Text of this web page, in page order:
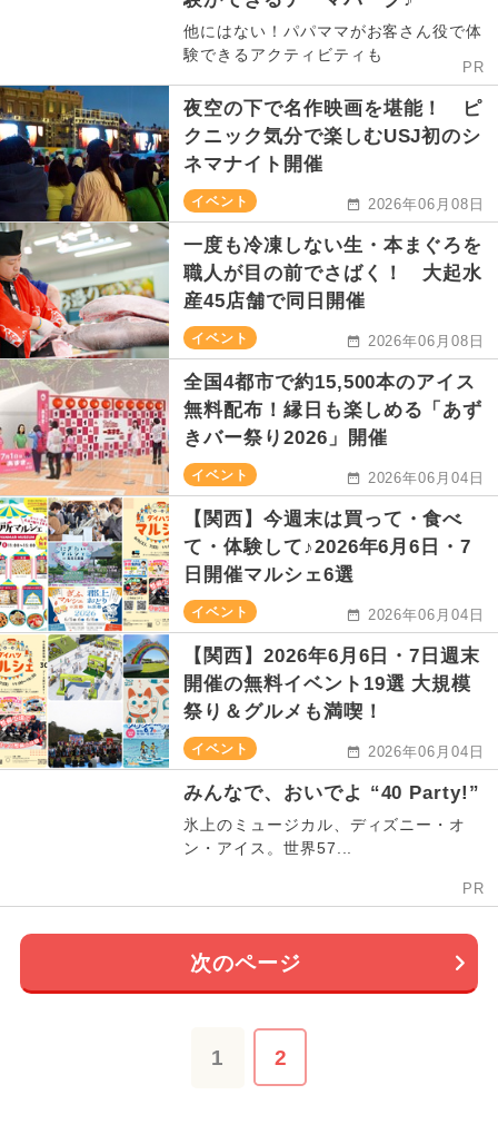
他にはない！パパママがお客さん役で体
験できるアクティビティも
PR
夜空の下で名作映画を堪能！ ピ
クニック気分で楽しむUSJ初のシ
ネマナイト開催
イベント 2026年06月08日
一度も冷凍しない生・本まぐろを
職人が目の前でさばく！ 大起水
産45店舗で同日開催
イベント 2026年06月08日
全国4都市で約15,500本のアイス
無料配布！縁日も楽しめる「あず
きバー祭り2026」開催
イベント 2026年06月04日
【関西】今週末は買って・食べ
て・体験して♪2026年6月6日・7
日開催マルシェ6選
イベント 2026年06月04日
【関西】2026年6月6日・7日週末
開催の無料イベント19選 大規模
祭り＆グルメも満喫！
イベント 2026年06月04日
みんなで、おいでよ “40 Party!”
氷上のミュージカル、ディズニー・オ
ン・アイス。世界57...
PR
次のページ
1 2